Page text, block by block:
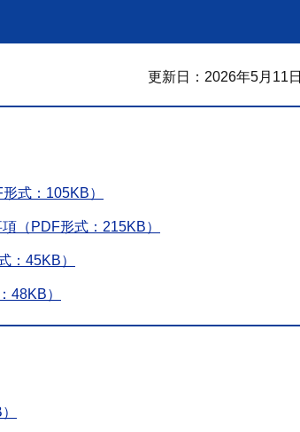
更新日：2026年5月11日
式：105KB）
（PDF形式：215KB）
45KB）
）